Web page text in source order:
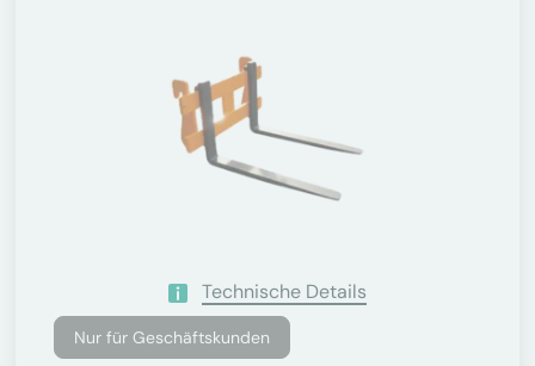
Technische Details
Nur für Geschäftskunden